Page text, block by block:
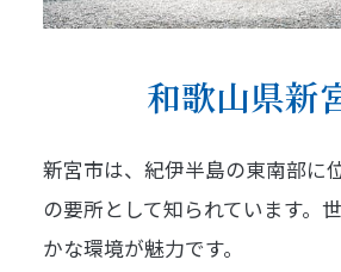
和歌山県新
新宮市は、紀伊半島の東南部に
の要所として知られています。
かな環境が魅力です。